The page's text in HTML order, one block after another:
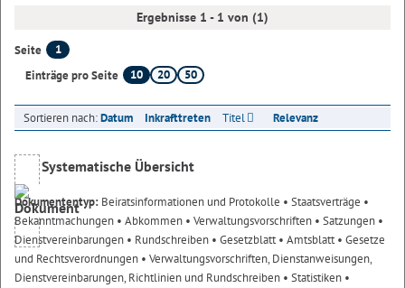
Ergebnisse 1 - 1 von (1)
Seite
1
Einträge pro Seite
10 20 50
Sortieren nach:Datum Inkrafttreten Titel Relevanz
Systematische Übersicht
Dokumententyp: Beiratsinformationen und Protokolle • Staatsverträge •
Bekanntmachungen • Abkommen • Verwaltungsvorschriften • Satzungen •
Dienstvereinbarungen • Rundschreiben • Gesetzblatt• Amtsblatt• Gesetze
und Rechtsverordnungen • Verwaltungsvorschriften, Dienstanweisungen,
Dienstvereinbarungen, Richtlinien und Rundschreiben • Statistiken •